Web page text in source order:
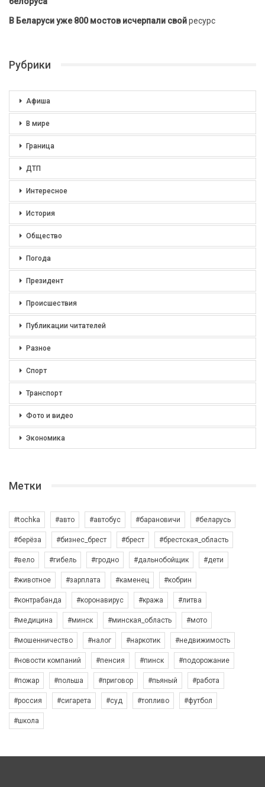
В Беларуси уже 800 мостов исчерпали свойресурс
Рубрики
Афиша
В мире
Граница
ДТП
Интересное
История
Общество
Погода
Президент
Происшествия
Публикации читателей
Разное
Спорт
Транспорт
Фото и видео
Экономика
Метки
#tochka #авто #автобус #барановичи #беларусь
#берёза #бизнес_брест #брест #брестская_область
#вело #гибель #гродно #дальнобойщик #дети
#животное #зарплата #каменец #кобрин
#контрабанда #коронавирус #кража #литва
#медицина #минск #минская_область #мото
#мошенничество #налог #наркотик #недвижимость
#новости компаний #пенсия #пинск #подорожание
#пожар #польша #приговор #пьяный #работа
#россия #сигарета #суд #топливо #футбол
#школа